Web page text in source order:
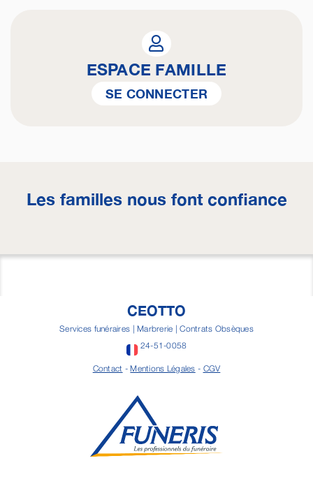
ESPACE FAMILLE
SE CONNECTER
Les familles nous font confiance
CEOTTO
Services funéraires | Marbrerie | Contrats Obsèques
24-51-0058
Contact -Mentions Légales - CGV